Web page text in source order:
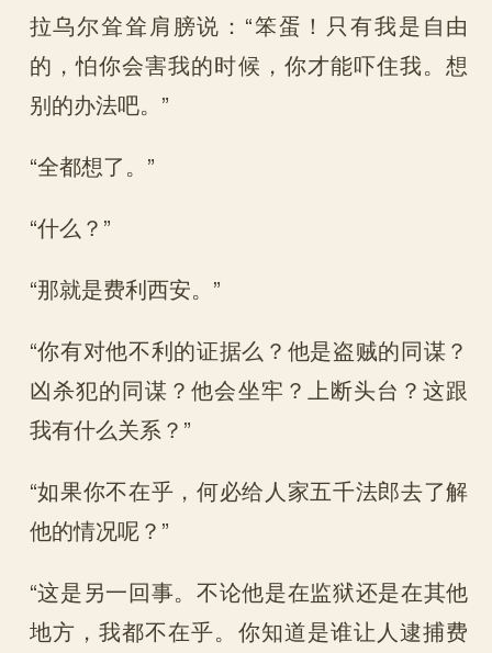
拉乌尔耸耸肩膀说：“笨蛋！只有我是自由
的，怕你会害我的时候，你才能吓住我。想
别的办法吧。”
“全都想了。”
“什么？”
“那就是费利西安。”
“你有对他不利的证据么？他是盗贼的同谋？
凶杀犯的同谋？他会坐牢？上断头台？这跟
我有什么关系？”
“如果你不在乎，何必给人家五千法郎去了解
他的情况呢？”
“这是另一回事。不论他是在监狱还是在其他
地方，我都不在乎。你知道是谁让人逮捕费